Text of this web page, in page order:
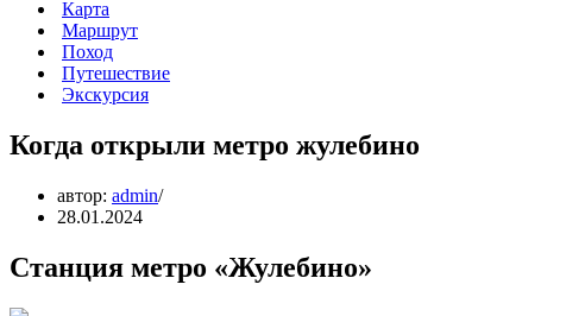
Карта
Маршрут
Поход
Путешествие
Экскурсия
Когда открыли метро жулебино
автор: admin
28.01.2024
Станция метро «Жулебино»